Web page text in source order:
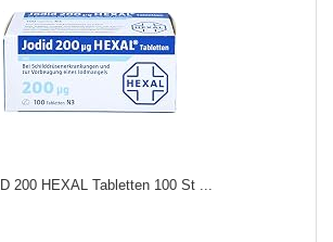
200 HEXAL Tabletten 100 St ...